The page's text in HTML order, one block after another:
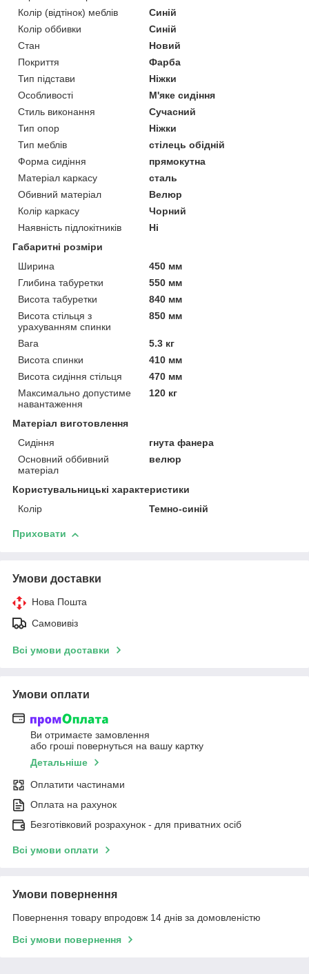
Колір (відтінок) меблів
Синій
Колір оббивки
Синій
Стан
Новий
Покриття
Фарба
Тип підстави
Ніжки
Особливості
М'яке сидіння
Стиль виконання
Сучасний
Тип опор
Ніжки
Тип меблів
стілець обідній
Форма сидіння
прямокутна
Матеріал каркасу
сталь
Обивний матеріал
Велюр
Колір каркасу
Чорний
Наявність підлокітників
Ні
Габаритні розміри
Ширина
450 мм
Глибина табуретки
550 мм
Висота табуретки
840 мм
Висота стільця з
урахуванням спинки
850 мм
Вага
5.3 кг
Висота спинки
410 мм
Висота сидіння стільця
470 мм
Максимально допустиме
навантаження
120 кг
Матеріал виготовлення
Сидіння
гнута фанера
Основний оббивний
матеріал
велюр
Користувальницькі характеристики
Колір
Темно-синій
Приховати
Умови доставки
Нова Пошта
Самовивіз
Всі умови доставки
Умови оплати
Ви отримаєте замовлення
або гроші повернуться на вашу картку
Детальніше
Оплатити частинами
Оплата на рахунок
Безготівковий розрахунок - для приватних осіб
Всі умови оплати
Умови повернення
Повернення товару впродовж 14 днів за домовленістю
Всі умови повернення